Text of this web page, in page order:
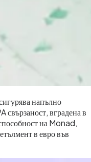
напълно
свързаност, вградена в
на Monad,
в евро във